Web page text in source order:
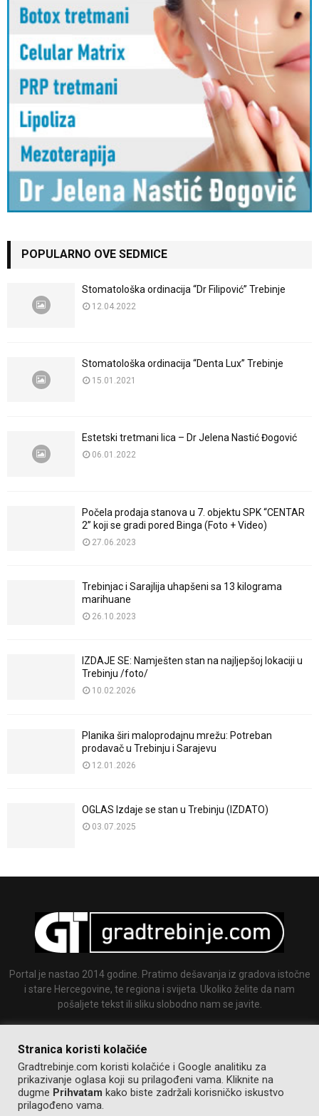
POPULARNO OVE SEDMICE
Stomatološka ordinacija “Dr Filipović” Trebinje
12.04.2022
Stomatološka ordinacija “Denta Lux” Trebinje
15.01.2021
Estetski tretmani lica – Dr Jelena Nastić Đogović
06.01.2022
Počela prodaja stanova u 7. objektu SPK “CENTAR
2” koji se gradi pored Binga (Foto + Video)
27.06.2023
Trebinjac i Sarajlija uhapšeni sa 13 kilograma
marihuane
26.10.2023
IZDAJE SE: Namješten stan na najljepšoj lokaciji u
Trebinju /foto/
10.02.2026
Planika širi maloprodajnu mrežu: Potreban
prodavač u Trebinju i Sarajevu
12.01.2026
OGLAS Izdaje se stan u Trebinju (IZDATO)
03.07.2025
Portal je nastao 2014 godine. Pratimo dešavanja iz gradova istočne
i stare Hercegovine, te regiona i svijeta. Ukoliko želite da nam
pošaljete tekst ili sliku slobodno nam se javite.
Stranica koristi kolačiće
Gradtrebinje.com koristi kolačiće i Google analitiku za
prikazivanje oglasa koji su prilagođeni vama. Kliknite na
dugme Prihvatam kako biste zadržali korisničko iskustvo
prilagođeno vama.